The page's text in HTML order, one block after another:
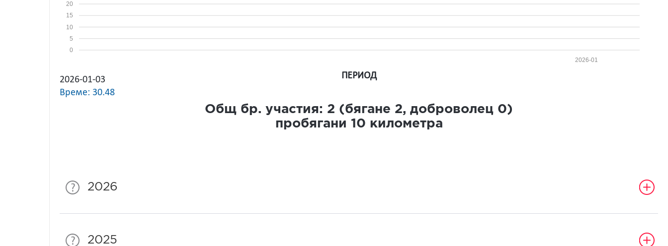
0
5
10
15
20
2026-01
2026-01-03
Време: 30.48
ПЕРИОД
Общ бр. участия: 2 (бягане 2, доброволец 0)
пробягани 10 километра
2026
2025